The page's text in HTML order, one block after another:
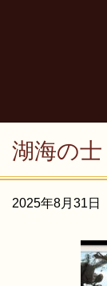
湖海の士
2025年8月31日